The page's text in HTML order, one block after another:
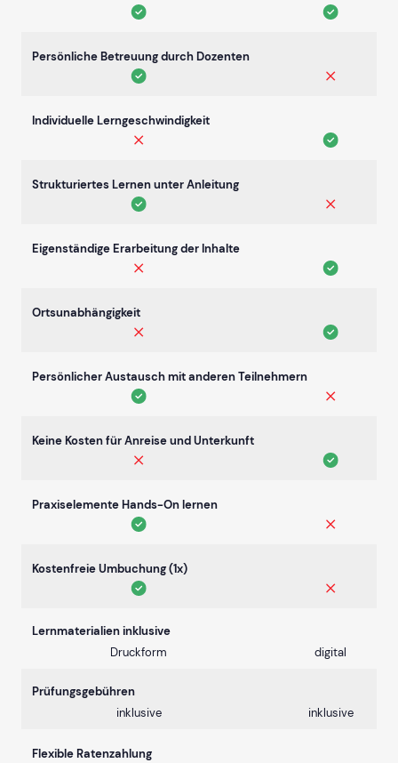
Persönliche Betreuung durch Dozenten
Individuelle Lerngeschwindigkeit
Strukturiertes Lernen unter Anleitung
Eigenständige Erarbeitung der Inhalte
Ortsunabhängigkeit
Persönlicher Austausch mit anderen Teilnehmern
Keine Kosten für Anreise und Unterkunft
Praxiselemente Hands-On lernen
Kostenfreie Umbuchung (1x)
Lernmaterialien inklusive
Druckform
digital
Prüfungsgebühren
inklusive
inklusive
Flexible Ratenzahlung